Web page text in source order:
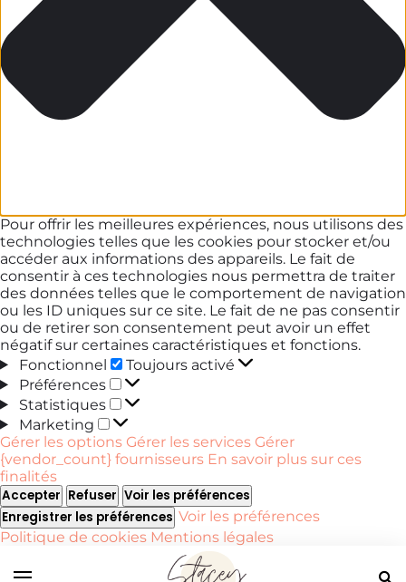
Pour offrir les meilleures expériences, nous utilisons des
technologies telles que les cookies pour stocker et/ou
accéder aux informations des appareils. Le fait de
consentir à ces technologies nous permettra de traiter
des données telles que le comportement de navigation
ou les ID uniques sur ce site. Le fait de ne pas consentir
ou de retirer son consentement peut avoir un effet
négatif sur certaines caractéristiques et fonctions.
Fonctionnel
Fonctionnel
Toujours activé
Préférences
Préférences
Statistiques
Statistiques
Marketing
Marketing
Gérer les options Gérer les services Gérer
{vendor_count} fournisseurs En savoir plus sur ces
finalités
Accepter Refuser Voir les préférences
Enregistrer les préférences Voir les préférences
Politique de cookies Mentions légales